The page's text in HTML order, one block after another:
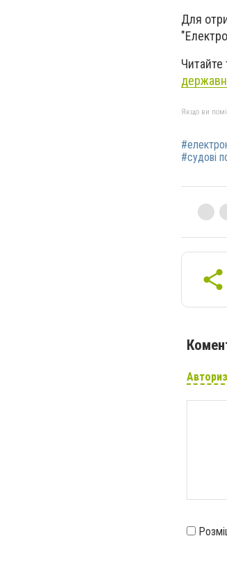
Для
Читайте
Якщо ви
#судові